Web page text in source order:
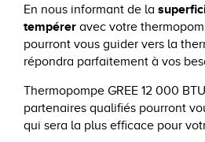
En nous informant de la
tempérer avec votre
pourront vous guider vers la
répondra parfaitement à vos
Thermopompe GREE 12 000
partenaires qualifiés pourront
qui sera la plus efficace pour